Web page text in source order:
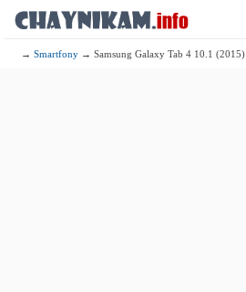
→Smartfony → Samsung Galaxy Tab 4 10.1 (2015)